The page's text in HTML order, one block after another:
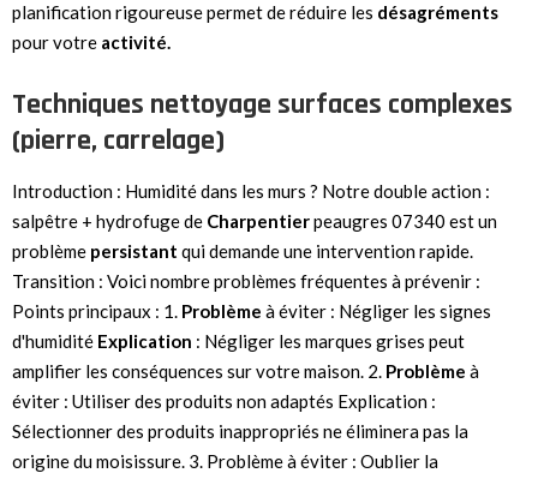
planification rigoureuse permet de réduire les désagréments
pour votre activité.
Techniques nettoyage surfaces complexes
(pierre, carrelage)
Introduction : Humidité dans les murs ? Notre double action :
salpêtre + hydrofuge de Charpentierpeaugres 07340 est un
problème persistant qui demande une intervention rapide.
Transition : Voici nombre problèmes fréquentes à prévenir :
Points principaux : 1. Problème à éviter : Négliger les signes
d'humidité Explication : Négliger les marques grises peut
amplifier les conséquences sur votre maison. 2. Problème à
éviter : Utiliser des produits non adaptés Explication :
Sélectionner des produits inappropriés ne éliminera pas la
origine du moisissure. 3. Problème à éviter : Oublier la